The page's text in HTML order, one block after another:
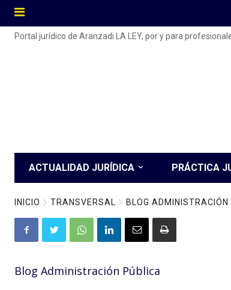
Portal jurídico de Aranzadi LA LEY, por y para
ACTUALIDAD JURÍDICA PRÁCTICA
INICIO TRANSVERSAL BLOG ADMINISTRACIÓN
Blog Administración Pública